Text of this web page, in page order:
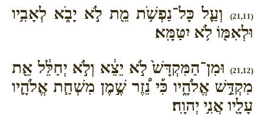
(21,11)
וְעַ֛ל כָּל־נַפְשֹׁ֥ת מֵ֖ת לֹ֣א יָבֹ֑א לְאָבִ֥יו
וּלְאִמּ֖וֹ לֹ֥א יִטַּמָּֽא׃
(21,12)
וּמִן־הַמִּקְדָּשׁ֙ לֹ֣א יֵצֵ֔א וְלֹ֣א יְחַלֵּ֔ל אֵ֖ת
מִקְדַּ֣שׁ אֱלֹהָ֑יו כִּ֡י נֵ֠זֶר שֶׁ֣מֶן מִשְׁחַ֧ת אֱלֹהָ֛יו
עָלָ֖יו אֲנִ֥י יְהוָֽה׃